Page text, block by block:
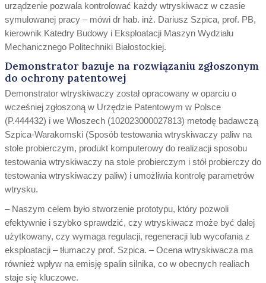
urządzenie pozwala kontrolować każdy wtryskiwacz w czasie
symulowanej pracy – mówi dr hab. inż. Dariusz Szpica, prof. PB,
kierownik Katedry Budowy i Eksploatacji Maszyn Wydziału
Mechanicznego Politechniki Białostockiej.
Demonstrator bazuje na rozwiązaniu zgłoszonym
do ochrony patentowej
Demonstrator wtryskiwaczy został opracowany w oparciu o
wcześniej zgłoszoną w Urzędzie Patentowym w Polsce
(P.444432) i we Włoszech (102023000027813) metodę badawczą
Szpica-Warakomski (Sposób testowania wtryskiwaczy paliw na
stole probierczym, produkt komputerowy do realizacji sposobu
testowania wtryskiwaczy na stole probierczym i stół probierczy do
testowania wtryskiwaczy paliw) i umożliwia kontrolę parametrów
wtrysku.
– Naszym celem było stworzenie prototypu, który pozwoli
efektywnie i szybko sprawdzić, czy wtryskiwacz może być dalej
użytkowany, czy wymaga regulacji, regeneracji lub wycofania z
eksploatacji – tłumaczy prof. Szpica. – Ocena wtryskiwacza ma
również wpływ na emisję spalin silnika, co w obecnych realiach
staje się kluczowe.